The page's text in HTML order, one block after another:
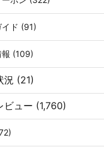
イド (91)
報 (109)
況 (21)
ビュー (1,760)